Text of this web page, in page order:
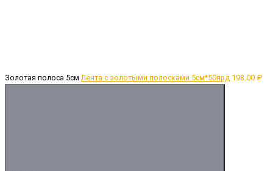
Золотая полоса 5см Лента с золотыми полосками 5см*50ярд 198.00 ₽